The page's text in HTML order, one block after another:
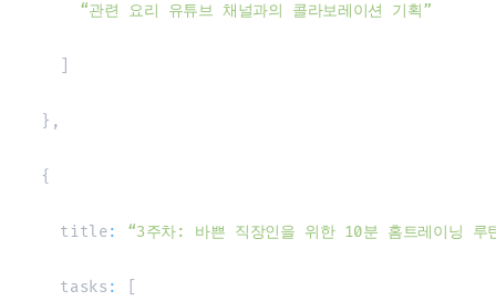
“관련 요리 유튜브 채널과의 콜라보레이션 기획”
} ,
{
    title
: “3주차: 바쁜 직장인을 위한 10분 홈트레이닝 루
    tasks
: